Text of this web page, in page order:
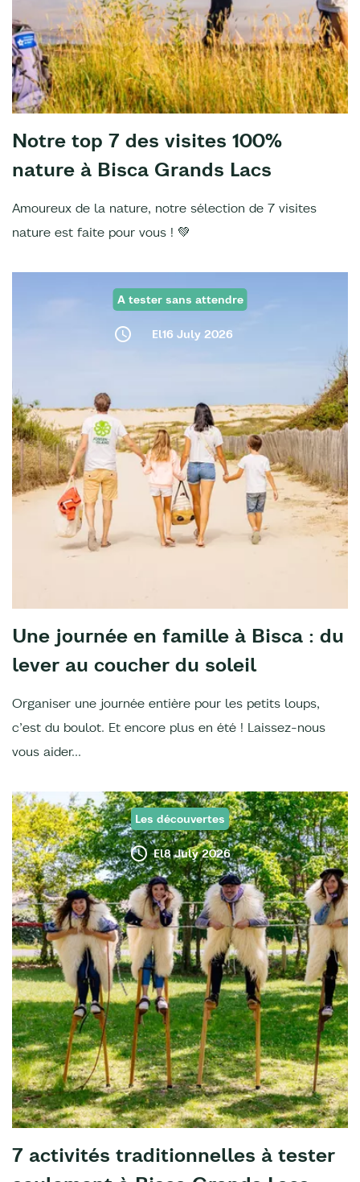
Notre top 7 des visites 100%
nature à Bisca Grands Lacs
Amoureux de la nature, notre sélection de 7 visites
nature est faite pour vous ! 💚
A tester sans attendre
El16 July 2026
Une journée en famille à Bisca : du
lever au coucher du soleil
Organiser une journée entière pour les petits loups,
c’est du boulot. Et encore plus en été ! Laissez-nous
vous aider...
Les découvertes
El8 July 2026
7 activités traditionnelles à tester